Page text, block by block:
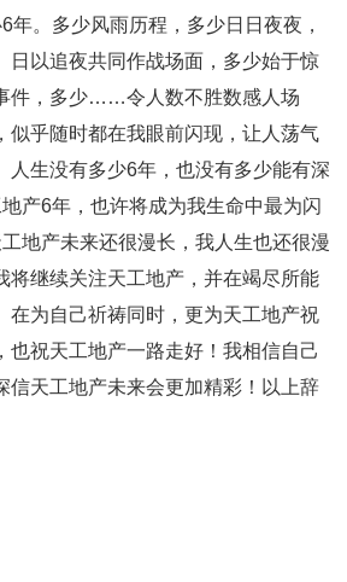
年。多少风雨历程，多少日日夜夜，
日以追夜共同作战场面，多少始于惊
件，多少……令人数不胜数感人场
似乎随时都在我眼前闪现，让人荡气
人生没有多少6年，也没有多少能有深
产6年，也许将成为我生命中最为闪
地产未来还很漫长，我人生也还很漫
将继续关注天工地产，并在竭尽所能
在为自己祈祷同时，更为天工地产祝
也祝天工地产一路走好！我相信自己
信天工地产未来会更加精彩！以上辞